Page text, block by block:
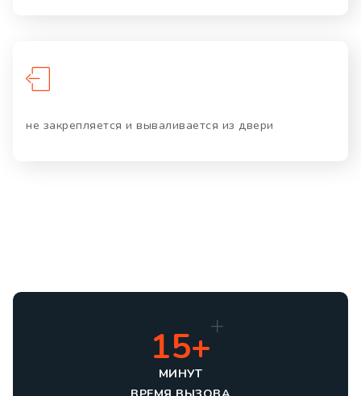
не закрепляется и вываливается из двери
15+
МИНУТ